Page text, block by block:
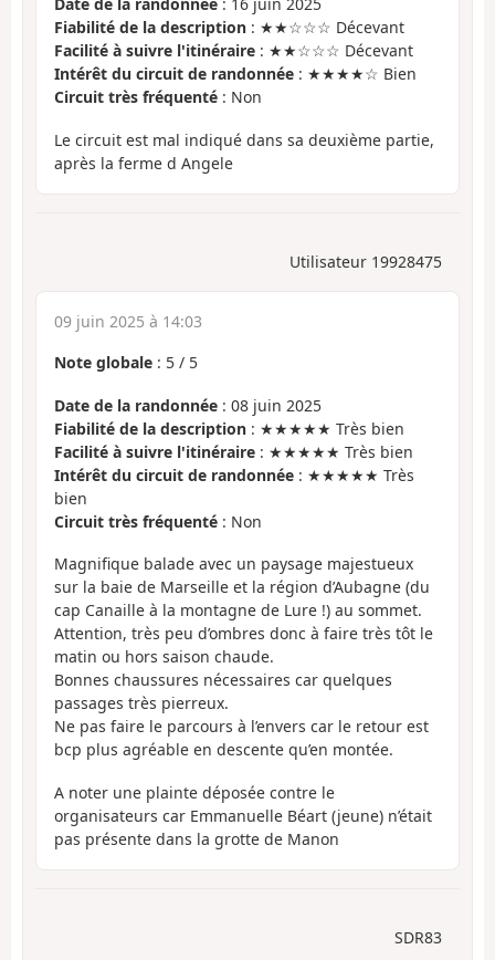
Date de la randonnée : 16 juin 2025
Fiabilité de la description : ★★☆☆☆ Décevant
Facilité à suivre l'itinéraire : ★★☆☆☆ Décevant
Intérêt du circuit de randonnée : ★★★★☆ Bien
Circuit très fréquenté : Non
Le circuit est mal indiqué dans sa deuxième partie,
après la ferme d Angele
Utilisateur 19928475
09 juin 2025 à 14:03
Note globale : 5 / 5
Date de la randonnée : 08 juin 2025
Fiabilité de la description : ★★★★★ Très bien
Facilité à suivre l'itinéraire : ★★★★★ Très bien
Intérêt du circuit de randonnée : ★★★★★ Très
bien
Circuit très fréquenté : Non
Magnifique balade avec un paysage majestueux
sur la baie de Marseille et la région d’Aubagne (du
cap Canaille à la montagne de Lure !) au sommet.
Attention, très peu d’ombres donc à faire très tôt le
matin ou hors saison chaude.
Bonnes chaussures nécessaires car quelques
passages très pierreux.
Ne pas faire le parcours à l’envers car le retour est
bcp plus agréable en descente qu’en montée.
A noter une plainte déposée contre le
organisateurs car Emmanuelle Béart (jeune) n’était
pas présente dans la grotte de Manon
SDR83